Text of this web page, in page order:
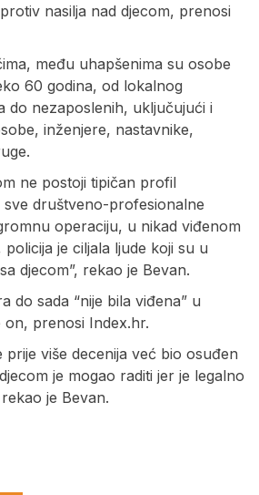
nasilja nad djecom, prenosi
među uhapšenima su osobe
60 godina, od lokalnog
do nezaposlenih, uključujući i
inženjere, nastavnike,
ne postoji tipičan profil
sve društveno-profesionalne
operaciju, u nikad viđenom
je ciljala ljude koji su u
djecom”, rekao je Bevan.
do sada “nije bila viđena” u
prenosi Index.hr.
prije više decenija već bio osuđen
je mogao raditi jer je legalno
je Bevan.